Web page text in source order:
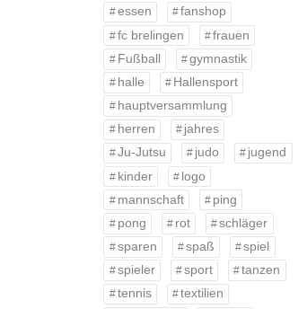
essen
fanshop
fc brelingen
frauen
Fußball
gymnastik
halle
Hallensport
hauptversammlung
herren
jahres
Ju-Jutsu
judo
jugend
kinder
logo
mannschaft
ping
pong
rot
schläger
sparen
spaß
spiel
spieler
sport
tanzen
tennis
textilien